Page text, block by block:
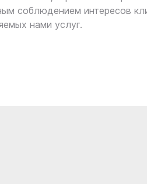
соблюдением интересов
нами услуг.